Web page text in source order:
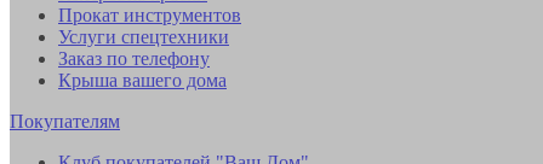
Прокат инструментов
Услуги спецтехники
Заказ по телефону
Крыша вашего дома
Покупателям